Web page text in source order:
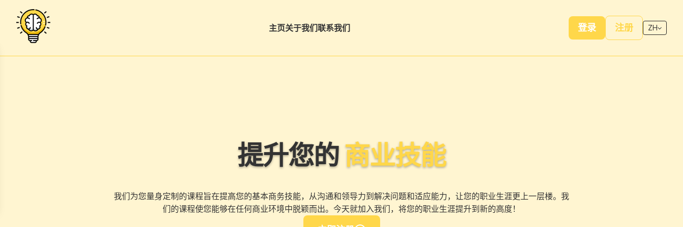
主页关于我们联系我们 登录 注册 ZH
提升您的商业技能
我们为您量身定制的课程旨在提高您的基本商务技能，从沟通和领导力到解决问题和适应能力，让您的职业生涯更上一层楼。我
们的课程使您能够在任何商业环境中脱颖而出。今天就加入我们，将您的职业生涯提升到新的高度！